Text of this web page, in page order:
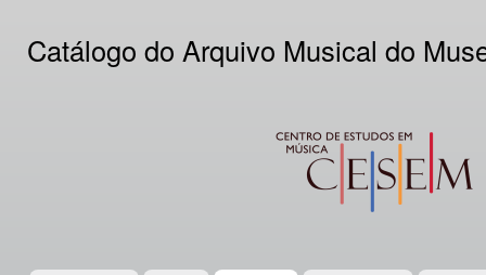
Catálogo do Arquivo Musical do
CESEM